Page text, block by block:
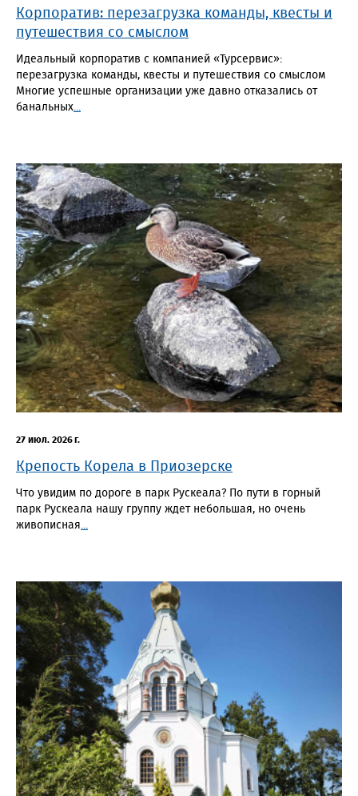
Корпоратив: перезагрузка команды, квесты и
путешествия со смыслом
Идеальный корпоратив с компанией «Турсервис»:
перезагрузка команды, квесты и путешествия со смыслом
Многие успешные организации уже давно отказались от
банальных...
27 июл. 2026 г.
Крепость Корела в Приозерске
Что увидим по дороге в парк Рускеала? По пути в горный
парк Рускеала нашу группу ждет небольшая, но очень
живописная